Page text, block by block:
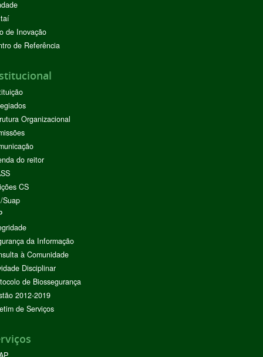
de Inovação
de Referência
Organizacional
do reitor
CS
Suap
da Informação
à Comunidade
Disciplinar
de Biossegurança
2012-2019
de Serviços